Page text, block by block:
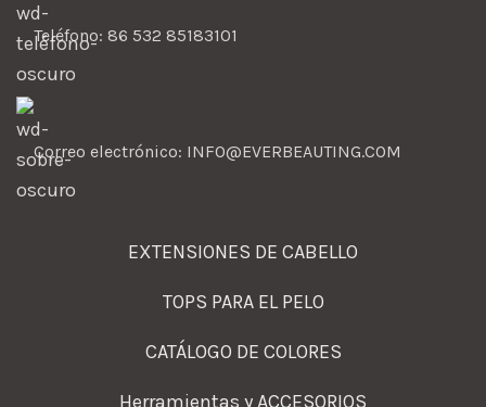
Teléfono: 86 532 85183101
Correo electrónico: INFO@EVERBEAUTING.COM
EXTENSIONES DE CABELLO
TOPS PARA EL PELO
CATÁLOGO DE COLORES
Herramientas y ACCESORIOS